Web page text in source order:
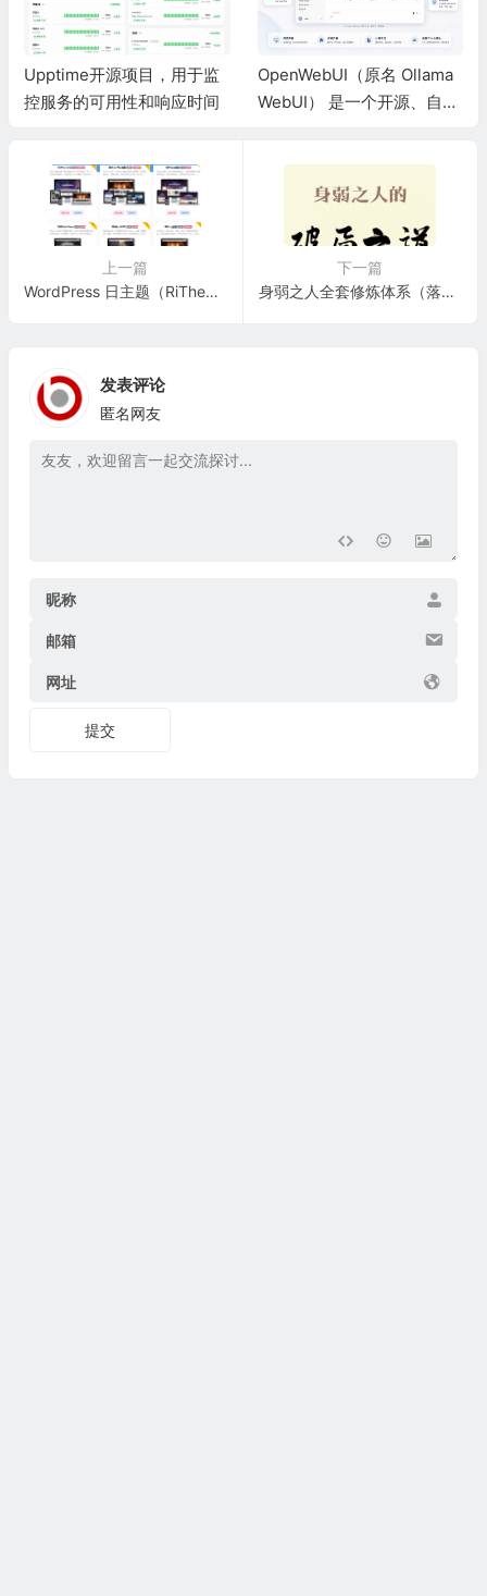
Upptime开源项目，用于监
控服务的可用性和响应时间
OpenWebUI（原名 Ollama
WebUI） 是一个开源、自托
上一篇
WordPress 日主题（RiTheme）完全支持自定义前端样式、模板二次开发
下一篇
身弱之人全套修炼体系（落地可执行）【2】
发表评论
匿名网友
昵称
邮箱
网址
提交